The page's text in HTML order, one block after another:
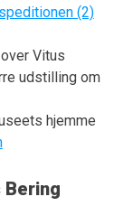
(2)
Vitus
udstilling om
hjemme
Bering